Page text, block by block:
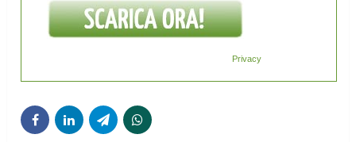
Privacy